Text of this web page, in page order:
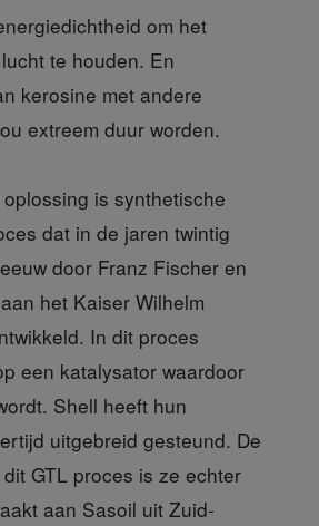
om het
te houden. En
kerosine met andere
extreem duur worden.
is synthetische
dat in de jaren twintig
door Franz Fischer en
het Kaiser Wilhelm
In dit proces
een katalysator waardoor
Shell heeft hun
uitgebreid gesteund. De
GTL proces is ze echter
aan Sasoil uit Zuid-